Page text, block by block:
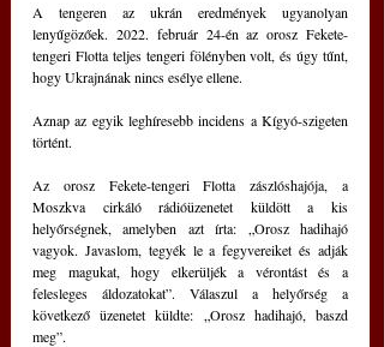
A tengeren az ukrán eredmények ugyanolyan
lenyűgözőek. 2022. február 24-én az orosz Fekete-
tengeri Flotta teljes tengeri fölényben volt, és úgy tűnt,
hogy Ukrajnának nincs esélye ellene.
Aznap az egyik leghíresebb incidens a Kígyó-szigeten
történt.
Az orosz Fekete-tengeri Flotta zászlóshajója, a
Moszkva cirkáló rádióüzenetet küldött a kis
helyőrségnek, amelyben azt írta: „Orosz hadihajó
vagyok. Javaslom, tegyék le a fegyvereiket és adják
meg magukat, hogy elkerüljék a vérontást és a
felesleges áldozatokat”. Válaszul a helyőrség a
következő üzenetet küldte: „Orosz hadihajó, baszd
meg”.